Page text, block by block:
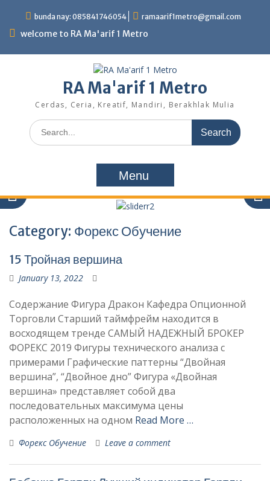
content
bunda nay: 085841746054 ramaarif1metro@gmail.com
welcome to RA Ma'arif 1 Metro
RA Ma'arif 1 Metro
Cerdas, Ceria, Kreatif, Mandiri, Berakhlak Mulia
Search
for:
Menu
Category: Форекс Обучение
15 Тройная вершина
January 13, 2022
Содержание Фигура Дракон Кафедра Опционной
Торговли Старший таймфрейм находится в
восходящем тренде САМЫЙ НАДЕЖНЫЙ БРОКЕР
ФОРЕКС 2019 Фигуры технического анализа с
примерами Графические паттерны “Двойная
вершина”, “Двойное дно” Фигура «Двойная
вершина» представляет собой два
последовательных максимума цены
расположенных на одном Read More …
Форекс Обучение Leave a comment